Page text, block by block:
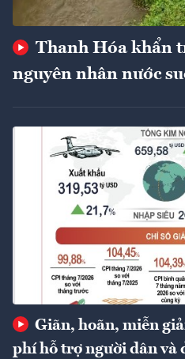
Thanh Hóa khẩn
nguyên nhân nước
Giãn, hoãn, miễn
phí hỗ trợ người dân và